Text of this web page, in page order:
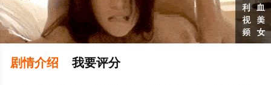
剧情介绍 我要评分